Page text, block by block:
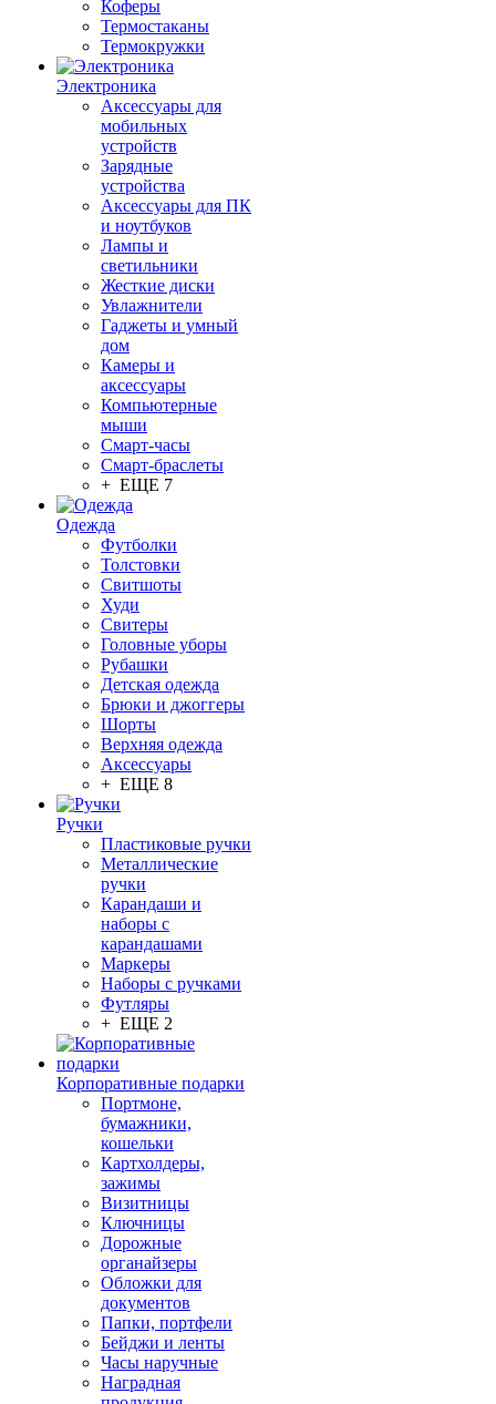
Коферы
Термостаканы
Термокружки
Электроника
Аксессуары для
мобильных
устройств
Зарядные
устройства
Аксессуары для ПК
и ноутбуков
Лампы и
светильники
Жесткие диски
Увлажнители
Гаджеты и умный
дом
Камеры и
аксессуары
Компьютерные
мыши
Смарт-часы
Смарт-браслеты
+ ЕЩЕ 7
Одежда
Футболки
Толстовки
Свитшоты
Худи
Свитеры
Головные уборы
Рубашки
Детская одежда
Брюки и джоггеры
Шорты
Верхняя одежда
Аксессуары
+ ЕЩЕ 8
Ручки
Пластиковые ручки
Металлические
ручки
Карандаши и
наборы с
карандашами
Маркеры
Наборы с ручками
Футляры
+ ЕЩЕ 2
Корпоративные подарки
Портмоне,
бумажники,
кошельки
Картхолдеры,
зажимы
Визитницы
Ключницы
Дорожные
органайзеры
Обложки для
документов
Папки, портфели
Бейджи и ленты
Часы наручные
Наградная